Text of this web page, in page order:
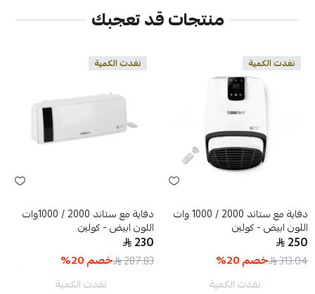
منتجات قد تعجبك
نفدت الكمية
دفاية مع ستاند 2000 / 1000 وات
اللون ابيض - كولين
250
313.04 خصم20
%
نفدت الكمية
نفدت الكمية
دفاية مع ستاند 2000 / 1000وات
اللون ابيض - كولين
230
287.83 خصم20
%
نفدت الكمية